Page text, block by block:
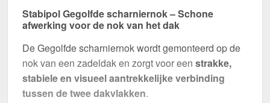
Stabipol Gegolfde scharniernok – Schone
afwerking voor de nok van het dak
De Gegolfde scharniernok wordt gemonteerd op de
nok van een zadeldak en zorgt voor een strakke,
stabiele en visueel aantrekkelijke verbinding
tussen de twee dakvlakken.